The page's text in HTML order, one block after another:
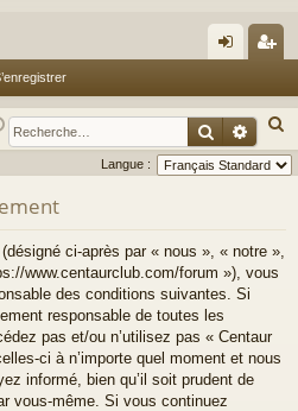
ne
xi
nr
eg
r
e
c
Langue :
ci-après par « nous », « notre »,
www.centaurclub.com/forum »), vous
des conditions suivantes. Si
responsable de toutes les
pas et/ou n’utilisez pas « Centaur
ci à n’importe quel moment et nous
informé, bien qu’il soit prudent de
vous-même. Si vous continuez